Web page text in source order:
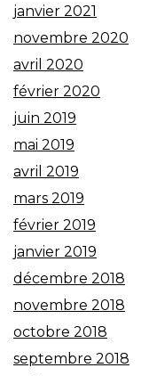
janvier 2021
novembre 2020
avril 2020
février 2020
juin 2019
mai 2019
avril 2019
mars 2019
février 2019
janvier 2019
décembre 2018
novembre 2018
octobre 2018
septembre 2018